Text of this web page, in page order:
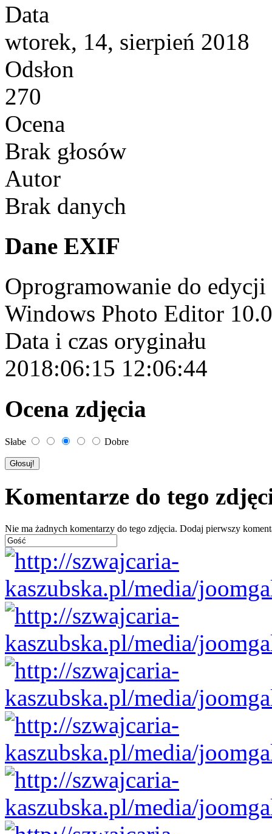
Data
wtorek, 14, sierpień 2018
Odsłon
270
Ocena
Brak głosów
Autor
Brak danych
Dane EXIF
Oprogramowanie do edycji
Windows Photo Editor
Data i czas oryginału
2018:06:15 12:06:44
Ocena zdjęcia
Słabe Dobre
Komentarze do tego
Nie ma żadnych komentarzy do tego zdjęcia. Dodaj pierwszy